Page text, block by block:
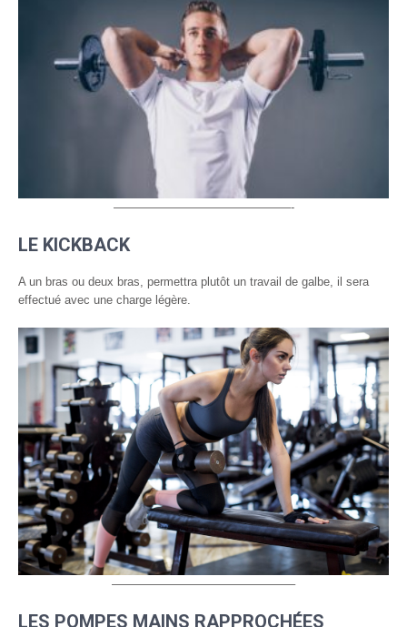
———————————————-
LE KICKBACK
A un bras ou deux bras, permettra plutôt un travail de galbe, il sera
effectué avec une charge légère.
———————————————–
LES POMPES MAINS RAPPROCHÉES